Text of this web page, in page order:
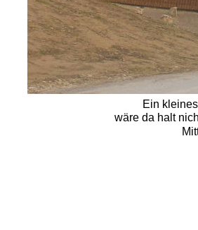
Ein
wäre da halt